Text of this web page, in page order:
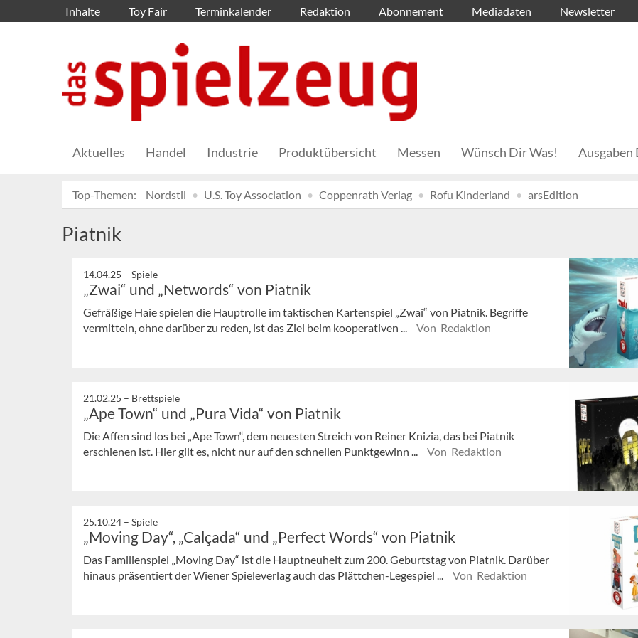
Inhalte Toy Fair Terminkalender Redaktion Abonnement Mediadaten Newsletter
Aktuelles Handel Industrie Produktübersicht Messen Wünsch Dir Was! Ausgaben
Top-Themen: Nordstil U.S. Toy Association Coppenrath Verlag Rofu Kinderland arsEdition
Piatnik
14.04.25 – Spiele
„Zwai“ und „Networds“ von Piatnik
Gefräßige Haie spielen die Hauptrolle im taktischen Kartenspiel „Zwai“ von Piatnik. Begriffe
vermitteln, ohne darüber zu reden, ist das Ziel beim kooperativen ...
Von Redaktion
21.02.25 – Brettspiele
„Ape Town“ und „Pura Vida“ von Piatnik
Die Affen sind los bei „Ape Town“, dem neuesten Streich von Reiner Knizia, das bei Piatnik
erschienen ist. Hier gilt es, nicht nur auf den schnellen Punktgewinn ...
Von Redaktion
25.10.24 – Spiele
„Moving Day“, „Calçada“ und „Perfect Words“ von Piatnik
Das Familienspiel „Moving Day“ ist die Hauptneuheit zum 200. Geburtstag von Piatnik. Darüber
hinaus präsentiert der Wiener Spieleverlag auch das Plättchen-Legespiel ...
Von Redaktion